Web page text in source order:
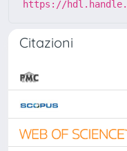
https://
Citazioni